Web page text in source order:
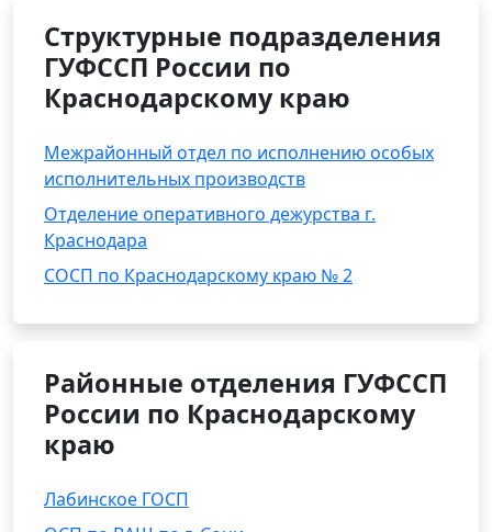
Структурные подразделения
ГУФССП России по
Краснодарскому краю
Межрайонный отдел по исполнению особых
исполнительных производств
Отделение оперативного дежурства г.
Краснодара
СОСП по Краснодарскому краю № 2
Районные отделения ГУФССП
России по Краснодарскому
краю
Лабинское ГОСП